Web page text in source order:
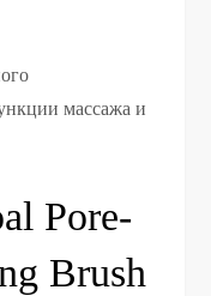
массажа и
Pore-
Brush